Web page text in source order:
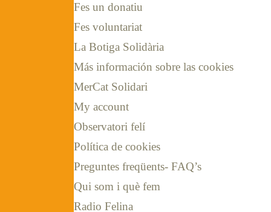
Fes un donatiu
Fes voluntariat
La Botiga Solidària
Más información sobre las cookies
MerCat Solidari
My account
Observatori felí
Política de cookies
Preguntes freqüents- FAQ’s
Qui som i què fem
Radio Felina